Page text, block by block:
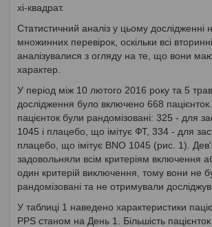
хі-квадрат.
Статистичний аналіз у цьому дослідженні
множинних перевірок, оскільки всі вторинні
аналізувалися з огляду на те, що вони
характер.
У період між 10 лютого 2016 року та 5
дослідження було включено 668
пацієнток були рандомізовані: 325 - для
1045 і плацебо, що імітує ФТ, 334 - для
плацебо, що імітує ВNО 1045 (рис. 1).
задовольняли всім критеріям включення
один критерій виключення, тому вони не
рандомізовані та не отримували
У таблиці 1 наведено характеристики
PPS станом на День 1. Більшість